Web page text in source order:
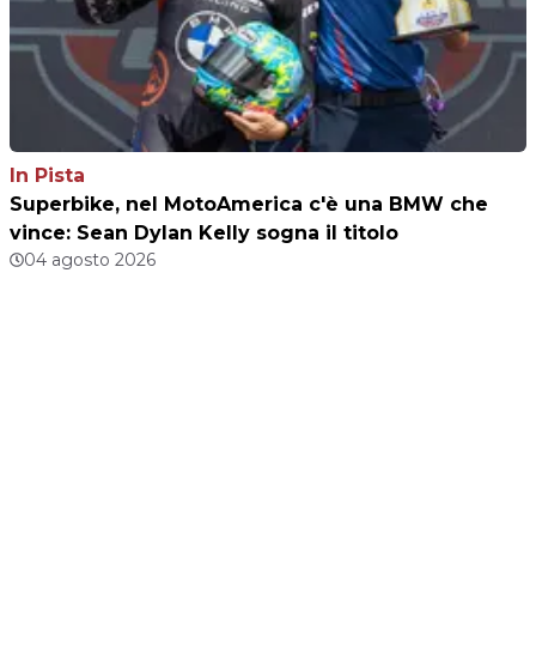
In Pista
Superbike, nel MotoAmerica c'è una BMW che
vince: Sean Dylan Kelly sogna il titolo
04 agosto 2026